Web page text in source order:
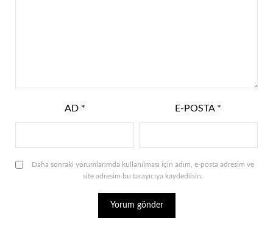
AD * E-POSTA *
Daha sonraki yorumlarımda kullanılması için adım, e-posta adresim ve
site adresim bu tarayıcıya kaydedilsin.